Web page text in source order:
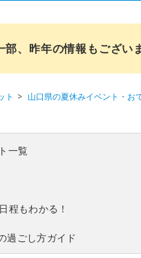
、昨年の情報もござい
ト 山口県の夏休みイベント・お
一覧
程もわかる！
過ごし方ガイド